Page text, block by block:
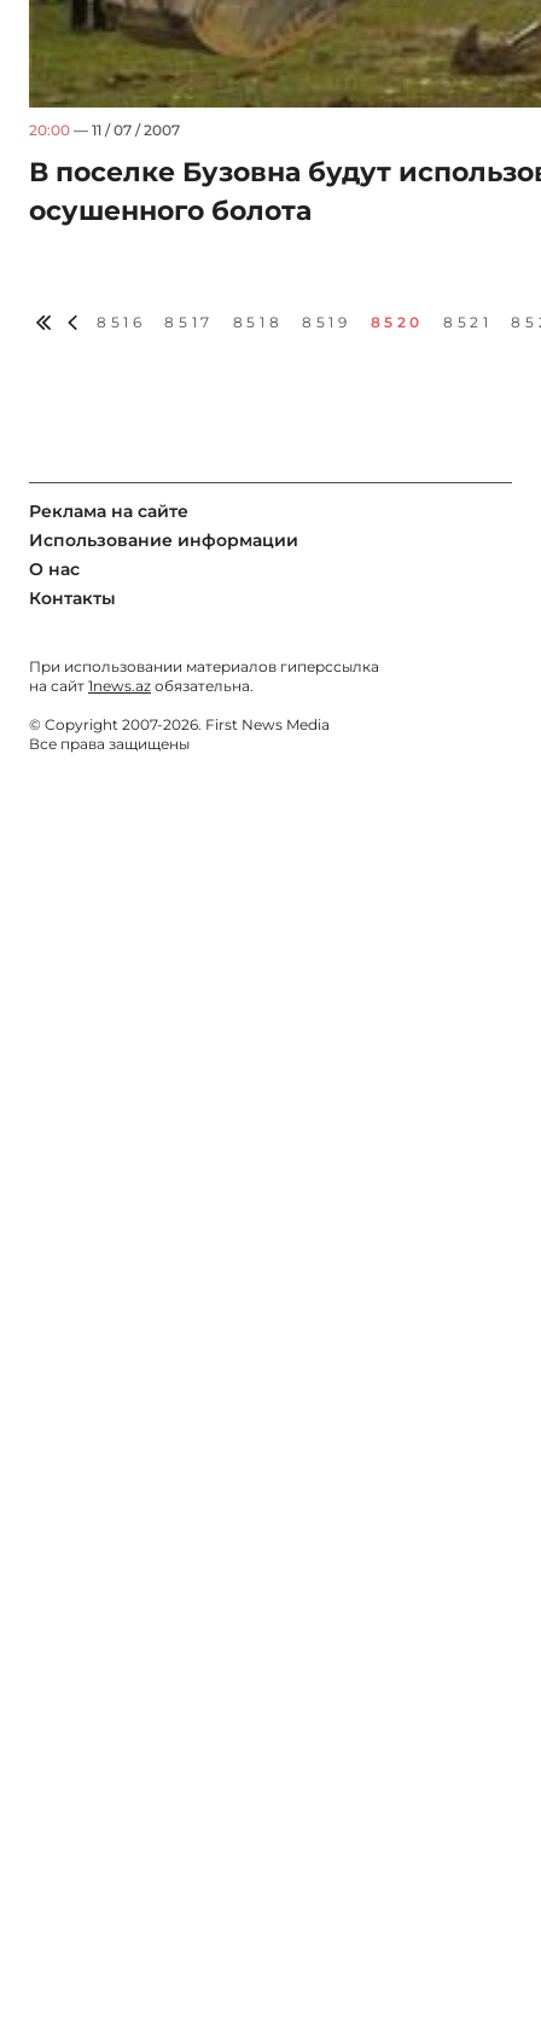
20:00 — 11 / 07 / 2007
В поселке Бузовна будут
осушенного болота
8516 8517 8518 8519 8520 8521
Реклама на сайте
Использование информации
О нас
Контакты
При использовании материалов гиперссылка
на сайт 1news.az обязательна.
© Copyright 2007-2026. First News Media
Все права защищены